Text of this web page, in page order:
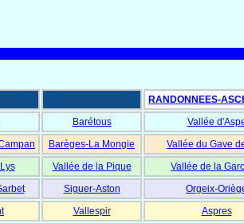
RANDONNEES-
Barétous
Vallée
Barèges-La Mongie
Vallée du Gave
Vallée de la Pique
Vallée de la
Siguer-Aston
Orgeix-
Vallespir
Aspres